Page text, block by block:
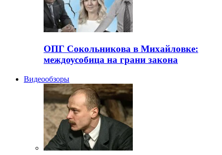
ОПГ Сокольникова в Михайловке:
междоусобица на грани закона
Видеообзоры